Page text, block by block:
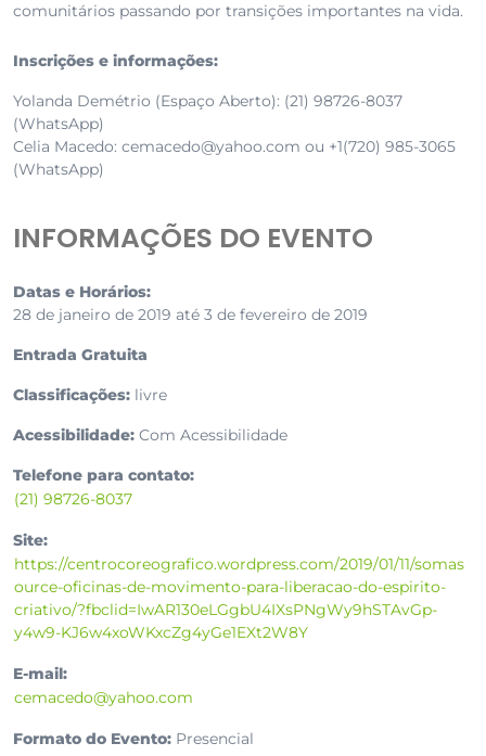
comunitários passando por transições importantes na vida.
Inscrições e informações:
Yolanda Demétrio (Espaço Aberto): (21) 98726-8037
(WhatsApp)
Celia Macedo: cemacedo@yahoo.com ou +1(720) 985-3065
(WhatsApp)
INFORMAÇÕES DO EVENTO
Datas e Horários:
28 de janeiro de 2019 até 3 de fevereiro de 2019
Entrada Gratuita
Classificações: livre
Acessibilidade: Com Acessibilidade
Telefone para contato:
(21) 98726-8037
Site:
https://centrocoreografico.wordpress.com/2019/01/11/somas
ource-oficinas-de-movimento-para-liberacao-do-espirito-
criativo/?fbclid=IwAR130eLGgbU4IXsPNgWy9hSTAvGp-
y4w9-KJ6w4xoWKxcZg4yGe1EXt2W8Y
E-mail:
cemacedo@yahoo.com
Formato do Evento: Presencial